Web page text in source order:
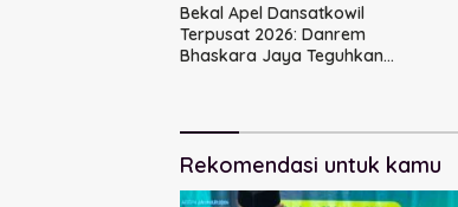
Bekal Apel Dansatkowil
Terpusat 2026: Danrem
Bhaskara Jaya Teguhkan
Rekomendasi untuk kamu